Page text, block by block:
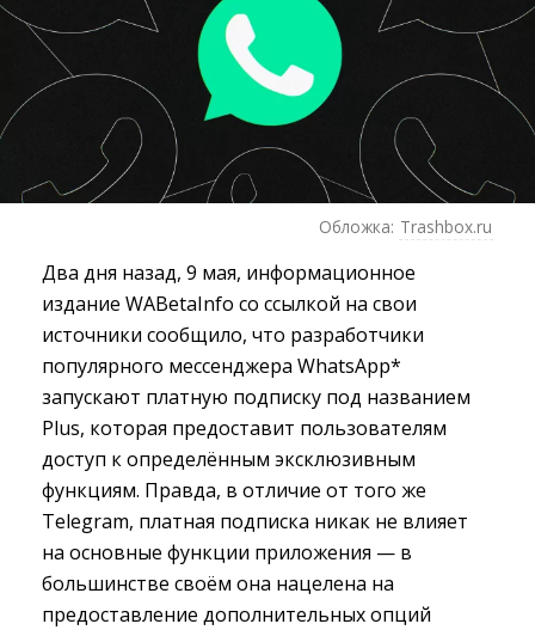
Обложка: Trashbox.ru
Два дня назад, 9 мая, информационное
издание WABetaInfo со ссылкой на свои
источники сообщило, что разработчики
популярного мессенджера WhatsApp*
запускают платную подписку под названием
Plus, которая предоставит пользователям
доступ к определённым эксклюзивным
функциям. Правда, в отличие от того же
Telegram, платная подписка никак не влияет
на основные функции приложения — в
большинстве своём она нацелена на
предоставление дополнительных опций